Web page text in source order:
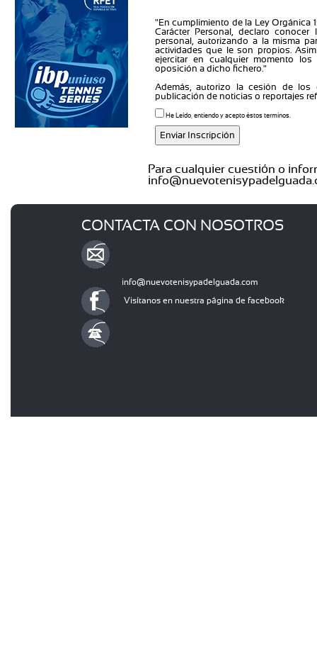
"En cumplimiento de la Ley Orgánica
Carácter Personal, declaro
personal, autorizando a la misma
actividades que le son propios.
ejercitar en cualquier momento
oposición a dicho fichero."
Además, autorizo la cesión de los
publicación de noticias o reportajes
He Leído, entiendo y acepto éstos terminos.
Para cualquier cuestión o
CONTACTA CON NOSOTROS
info@nuevotenisypadelguada.com
Visítanos en nuestra página de facebook